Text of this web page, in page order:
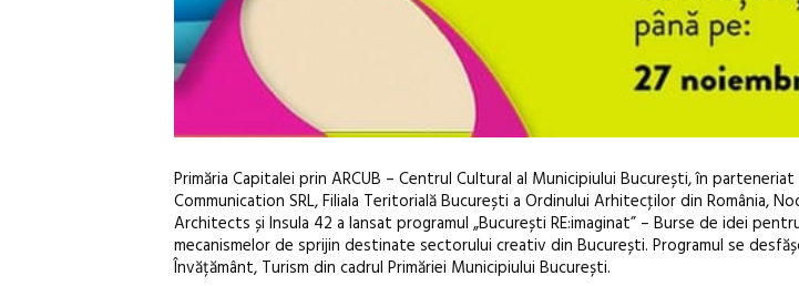
Primăria Capitalei prin ARCUB – Centrul Cultural al Municipiului București, în
Communication SRL, Filiala Teritorială București a Ordinului Arhitecţilor din România,
Architects și Insula 42 a lansat programul „București RE:imaginat” – Burse de idei
mecanismelor de sprijin destinate sectorului creativ din București. Programul se
Învățământ, Turism din cadrul Primăriei Municipiului București.